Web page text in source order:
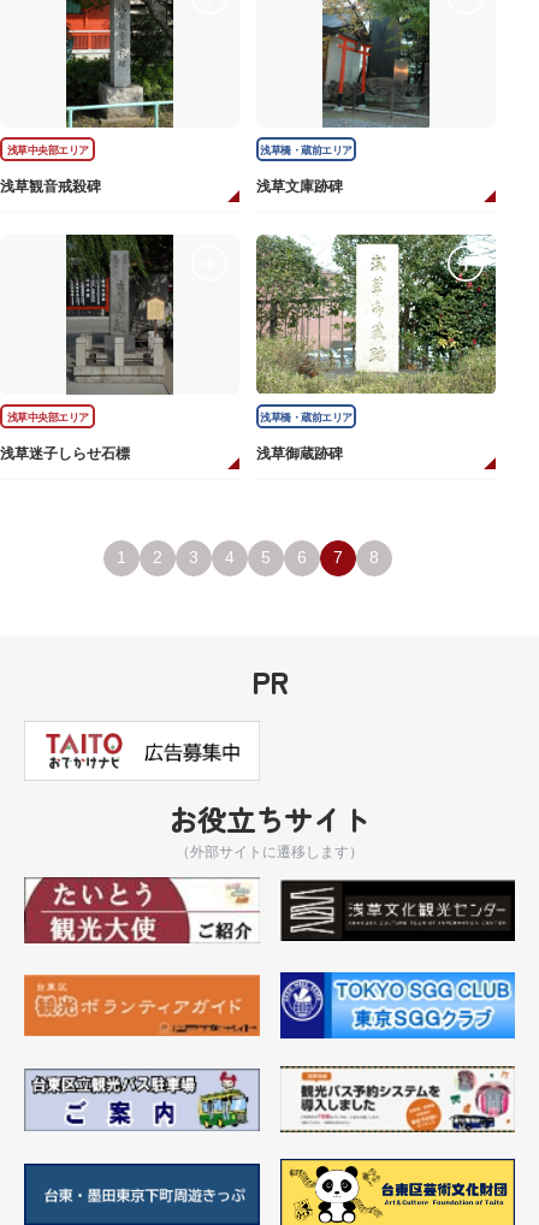
浅草中央部エリア
浅草観音戒殺碑
浅草橋・蔵前エリア
浅草文庫跡碑
浅草中央部エリア
浅草迷子しらせ石標
浅草橋・蔵前エリア
浅草御蔵跡碑
1 2 3 4 5 6 7 8
PR
お役立ちサイト
（外部サイトに遷移します）